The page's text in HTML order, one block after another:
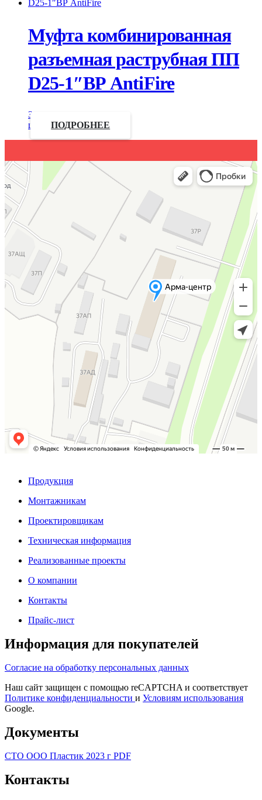
Муфта комбинированная
разъемная раструбная ПП
D25-1″ВР AntiFire
Запросить
цену
ПОДРОБНЕЕ
Продукция
Монтажникам
Проектировщикам
Техническая информация
Реализованные проекты
О компании
Контакты
Прайс-лист
Информация для покупателей
Согласие на обработку персональных данных
Наш сайт защищен с помощью reCAPTCHA и соответствует
Политике конфиденциальности и Условиям использования
Google.
Документы
СТО ООО Пластик 2023 г PDF
Контакты